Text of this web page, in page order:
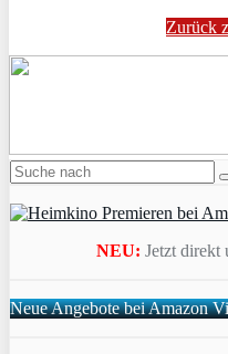
Zurück
NEU: Jetzt direkt
Neue Angebote bei Amazon